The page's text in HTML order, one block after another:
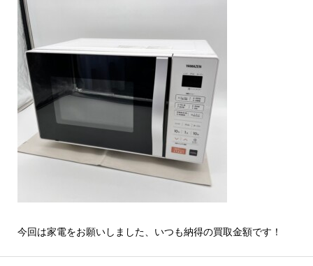
今回は家電をお願いしました、いつも納得の買取金額です！